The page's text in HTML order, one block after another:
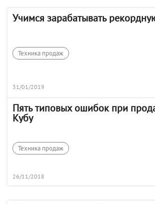
Учимся зарабатывать
Техника продаж
31/01/2019
Пять типовых ошибок при
Кубу
Техника продаж
26/11/2018